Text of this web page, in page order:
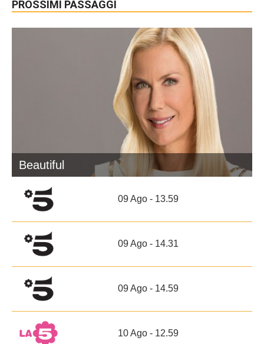
PROSSIMI PASSAGGI
Beautiful
09 Ago - 13.59
09 Ago - 14.31
09 Ago - 14.59
10 Ago - 12.59